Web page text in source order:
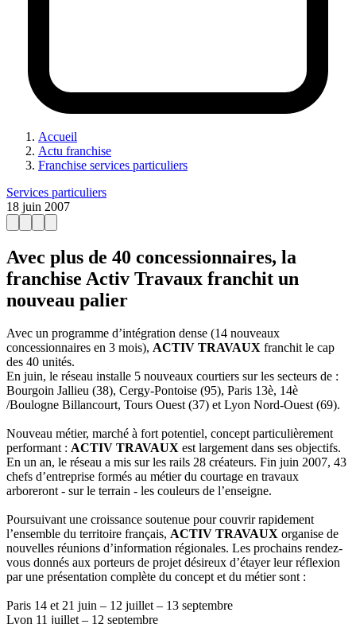
Accueil
Actu franchise
Franchise services particuliers
Services particuliers
18 juin 2007
Avec plus de 40 concessionnaires, la
franchise Activ Travaux franchit un
nouveau palier
Avec un programme d’intégration dense (14 nouveaux
concessionnaires en 3 mois), ACTIV TRAVAUX franchit le cap
des 40 unités.
En juin, le réseau installe 5 nouveaux courtiers sur les secteurs de :
Bourgoin Jallieu (38), Cergy-Pontoise (95), Paris 13è, 14è
/Boulogne Billancourt, Tours Ouest (37) et Lyon Nord-Ouest (69).
Nouveau métier, marché à fort potentiel, concept particulièrement
performant : ACTIV TRAVAUX est largement dans ses objectifs.
En un an, le réseau a mis sur les rails 28 créateurs. Fin juin 2007, 43
chefs d’entreprise formés au métier du courtage en travaux
arboreront - sur le terrain - les couleurs de l’enseigne.
Poursuivant une croissance soutenue pour couvrir rapidement
l’ensemble du territoire français, ACTIV TRAVAUX organise de
nouvelles réunions d’information régionales. Les prochains rendez-
vous donnés aux porteurs de projet désireux d’étayer leur réflexion
par une présentation complète du concept et du métier sont :
Paris 14 et 21 juin – 12 juillet – 13 septembre
Lyon 11 juillet – 12 septembre